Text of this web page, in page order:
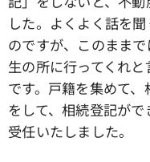
した。よくよく話を
のですが、このまま
生の所に行ってくれ
です。戸籍を集めて
をして、相続登記が
受任いたしました。